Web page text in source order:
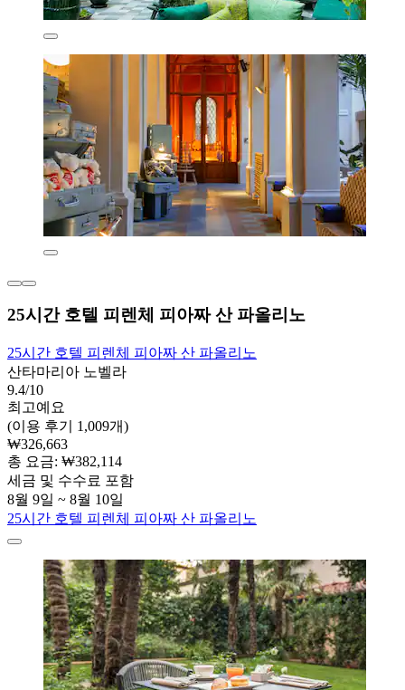
25시간 호텔 피렌체 피아짜 산 파올리노
25시간 호텔 피렌체 피아짜 산 파올리노
산타마리아 노벨라
9.4/10
최고예요
(이용 후기 1,009개)
₩326,663
총 요금: ₩382,114
세금 및 수수료 포함
8월 9일 ~ 8월 10일
25시간 호텔 피렌체 피아짜 산 파올리노